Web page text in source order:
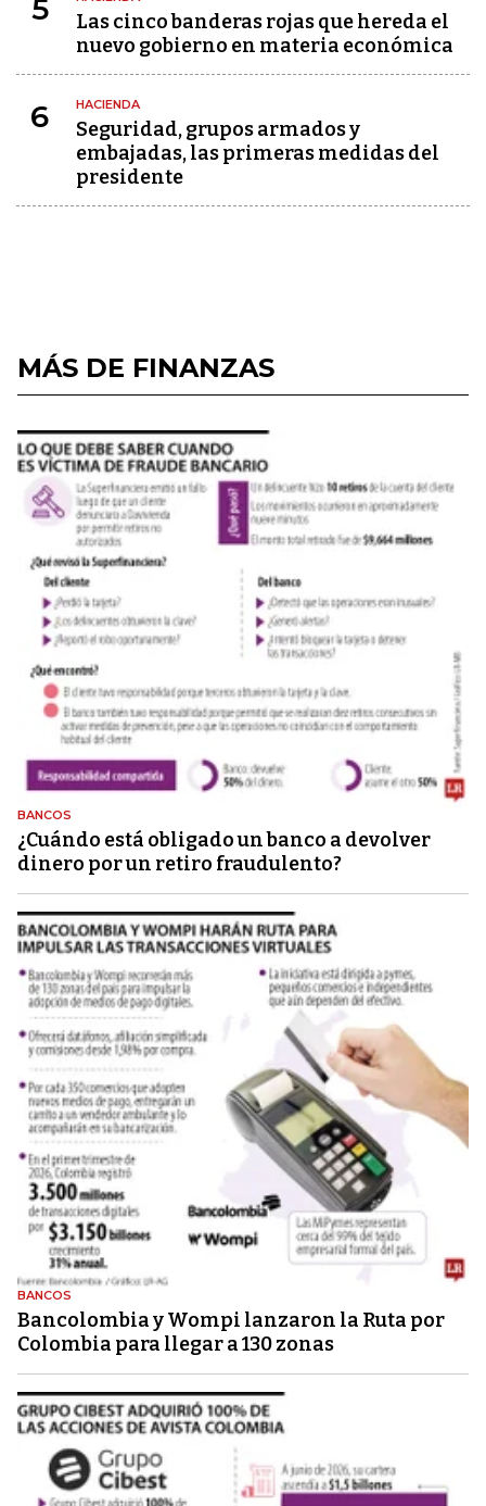
5
Las cinco banderas rojas que hereda el
nuevo gobierno en materia económica
6 HACIENDA
Seguridad, grupos armados y
embajadas, las primeras medidas del
presidente
MÁS DE FINANZAS
BANCOS
¿Cuándo está obligado un banco a devolver
dinero por un retiro fraudulento?
BANCOS
Bancolombia y Wompi lanzaron la Ruta por
Colombia para llegar a 130 zonas